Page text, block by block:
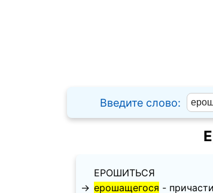
Введите слово:
ЕРОШИТЬСЯ
→ ерошащегося -